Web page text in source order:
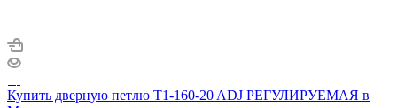
Купить дверную петлю T1-160-20 ADJ РЕГУЛИРУЕМАЯ в